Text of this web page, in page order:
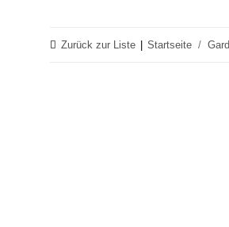
Zurück zur Liste Startseite